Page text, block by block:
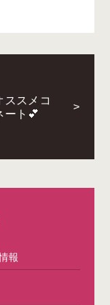
ススメコ
ート💕
>
報